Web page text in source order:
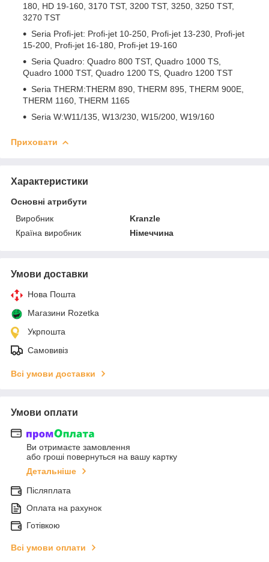
180, HD 19-160, 3170 TST, 3200 TST, 3250, 3250 TST,
3270 TST
Seria Profi-jet: Profi-jet 10-250, Profi-jet 13-230, Profi-jet
15-200, Profi-jet 16-180, Profi-jet 19-160
Seria Quadro: Quadro 800 TST, Quadro 1000 TS,
Quadro 1000 TST, Quadro 1200 TS, Quadro 1200 TST
Seria THERM:THERM 890, THERM 895, THERM 900E,
THERM 1160, THERM 1165
Seria W:W11/135, W13/230, W15/200, W19/160
Приховати
Характеристики
Основні атрибути
Виробник
Kranzle
Країна виробник
Німеччина
Умови доставки
Нова Пошта
Магазини Rozetka
Укрпошта
Самовивіз
Всі умови доставки
Умови оплати
Ви отримаєте замовлення
або гроші повернуться на вашу картку
Детальніше
Післяплата
Оплата на рахунок
Готівкою
Всі умови оплати